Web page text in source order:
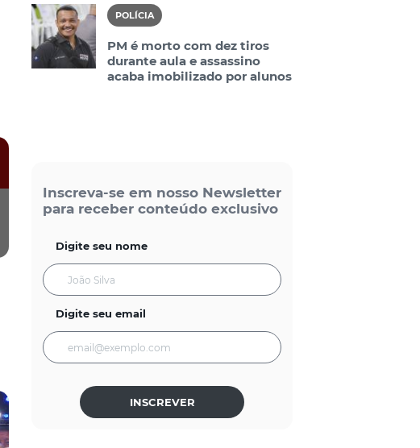
POLÍCIA
PM é morto com dez tiros
durante aula e assassino
acaba imobilizado por alunos
Inscreva-se em nosso Newsletter
para receber conteúdo exclusivo
Digite seu nome
Digite seu email
INSCREVER